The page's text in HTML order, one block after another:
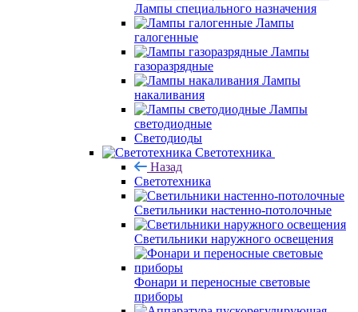
Лампы специального назначения
Лампы
галогенные
Лампы
газоразрядные
Лампы
накаливания
Лампы
светодиодные
Светодиоды
Светотехника
Назад
Светотехника
Светильники настенно-потолочные
Светильники наружного освещения
Фонари и переносные световые
приборы